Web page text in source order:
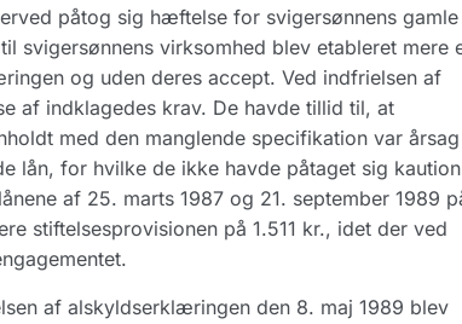
påtog sig hæftelse for svigersønnens gamle
svigersønnens virksomhed blev etableret mere
og uden deres accept. Ved indfrielsen af
af indklagedes krav. De havde tillid til, at
med den manglende specifikation var
lån, for hvilke de ikke havde påtaget sig
af 25. marts 1987 og 21. september 1989
stiftelsesprovisionen på 1.511 kr., idet der ved
af alskyldserklæringen den 8. maj 1989 blev